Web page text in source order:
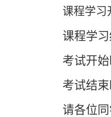
课程学习
课程学习
考试开始
考试结束
请各位同